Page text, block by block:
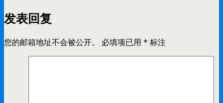
发表回复
您的邮箱地址不会被公开。 必填项已用 * 标注